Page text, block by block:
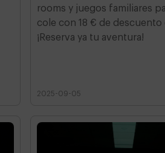
rooms y juegos familiares
cole con 18 € de
¡Reserva ya tu aventura!
2025-09-05